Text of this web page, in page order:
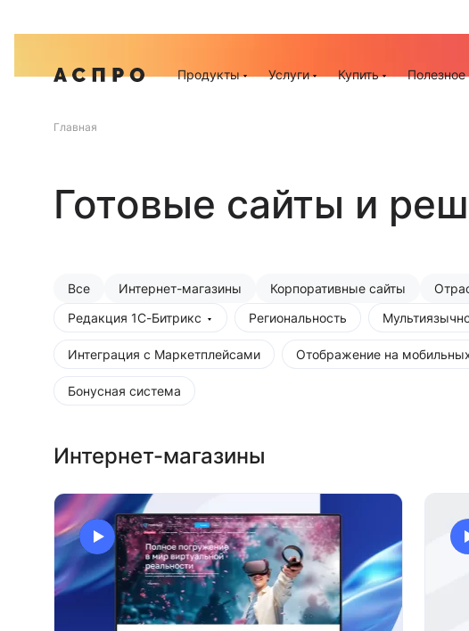
Продукты Услуги Купить Полезное
Главная
Готовые сайты и
Все Интернет-магазины Корпоративные сайты
Редакция 1С-Битрикс
Региональность
Интеграция с Маркетплейсами Отображение на
Бонусная система
Интернет-магазины